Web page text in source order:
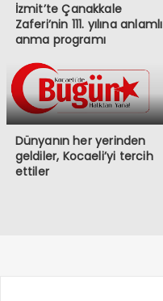
İzmit’te Çanakkale
Zaferi’nin 111. yılına anlamlı
anma programı
Dünyanın her yerinden
geldiler, Kocaeli’yi tercih
ettiler